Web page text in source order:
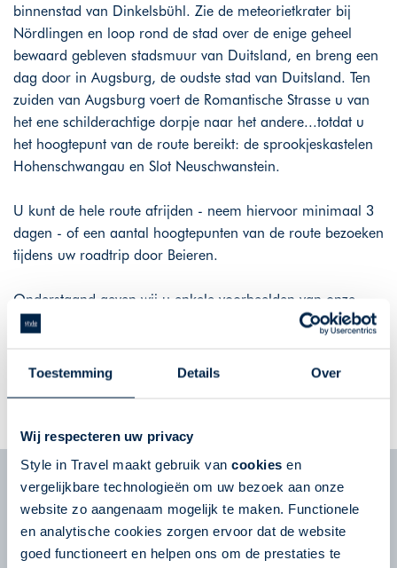
Toestemming Details Over
Wij respecteren uw privacy
Style in Travel maakt gebruik van cookies en
vergelijkbare technologieën om uw bezoek aan onze
website zo aangenaam mogelijk te maken. Functionele
en analytische cookies zorgen ervoor dat de website
goed functioneert en helpen ons om de prestaties te
binnenstad van Dinkelsbühl. Zie de meteorietkrater bij
Nördlingen en loop rond de stad over de enige geheel
bewaard gebleven stadsmuur van Duitsland, en breng een
dag door in Augsburg, de oudste stad van Duitsland. Ten
zuiden van Augsburg voert de Romantische Strasse u van
het ene schilderachtige dorpje naar het andere...totdat u
het hoogtepunt van de route bereikt: de sprookjeskastelen
Hohenschwangau en Slot Neuschwanstein.
U kunt de hele route afrijden - neem hiervoor minimaal 3
dagen - of een aantal hoogtepunten van de route bezoeken
tijdens uw roadtrip door Beieren.
Onderstaand geven wij u enkele voorbeelden van onze
reizen door Duitsland.
GA DIRECT NAAR HET AANBOD IN DUITSLAND.
Nieuwsbrief
Schrijf u in voor de nieuwsbrief en ontvang tips
en reisinspiratie voor uw volgende reis!